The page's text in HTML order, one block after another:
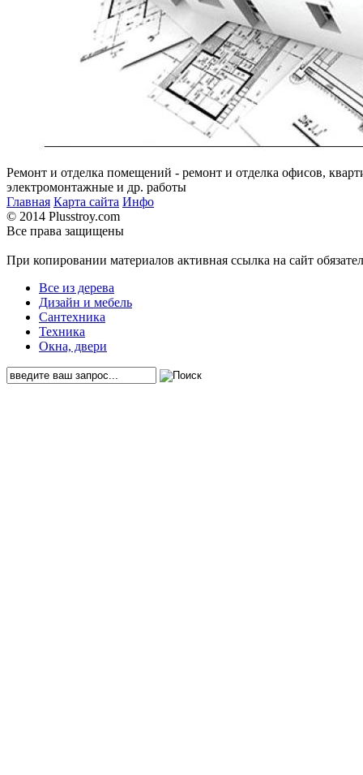
Ремонт и отделка помещений - ремонт и отделка офисов,
электромонтажные и др. работы
Главная Карта сайта Инфо
© 2014 Plusstroy.com
Все права защищены
При копировании материалов активная ссылка на сайт
Все из дерева
Дизайн и мебель
Сантехника
Техника
Окна, двери